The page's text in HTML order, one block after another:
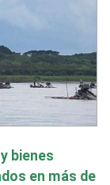
bienes
en más de